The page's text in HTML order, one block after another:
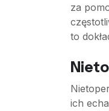
za
to
ich